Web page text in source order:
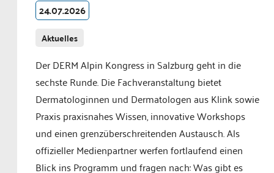
24.07.2026
Aktuelles
Der DERM Alpin Kongress in Salzburg geht in die
sechste Runde. Die Fachveranstaltung bietet
Dermatologinnen und Dermatologen aus Klink sowie
Praxis praxisnahes Wissen, innovative Workshops
und einen grenzüberschreitenden Austausch. Als
offizieller Medienpartner werfen fortlaufend einen
Blick ins Programm und fragen nach: Was gibt es